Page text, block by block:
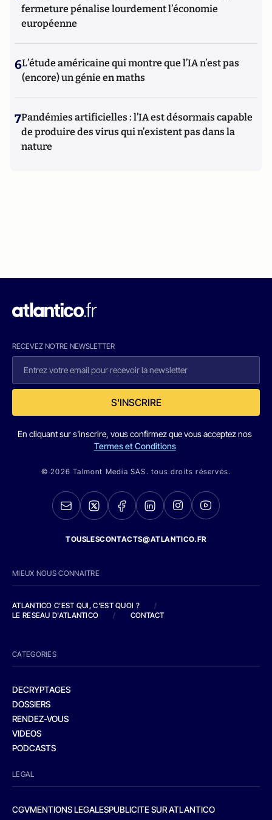
fermeture pénalise lourdement l’économie
européenne
6L’étude américaine qui montre que l’IA n’est pas
(encore) un génie en maths
7Pandémies artificielles : l’IA est désormais capable
de produire des virus qui n’existent pas dans la
nature
RECEVEZ NOTRE NEWSLETTER
S'INSCRIRE
En cliquant sur s'inscrire, vous confirmez que vous acceptez nos
Termes et Conditions
© 2026 Talmont Media SAS. tous droits réservés.
TOUSLESCONTACTS@ATLANTICO.FR
MIEUX NOUS CONNAITRE
ATLANTICO C'EST QUI, C'EST QUOI ?
/
LE RESEAU D'ATLANTICO
/ CONTACT
CATEGORIES
DECRYPTAGES
DOSSIERS
RENDEZ-VOUS
VIDEOS
PODCASTS
LEGAL
CGVMENTIONS LEGALESPUBLICITE SUR ATLANTICO